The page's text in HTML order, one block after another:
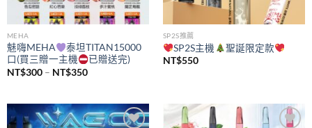
MEHA
魅嗨MEHA
泰坦TITAN15000
口(買三贈一主機
已贈送完)
NT$300 – NT$350價
NT$300
到
NT$350
SP2S推薦
SP2S主機
聖誕限定款
NT$550